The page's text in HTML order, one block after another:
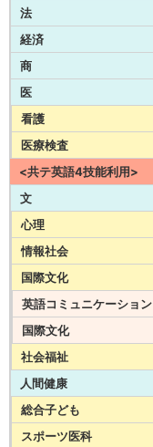
法
経済
商
医
看護
医療検査
<共テ英語4技能利用>
文
心理
情報社会
国際文化
英語コミュニケーション
国際文化
社会福祉
人間健康
総合子ども
スポーツ医科